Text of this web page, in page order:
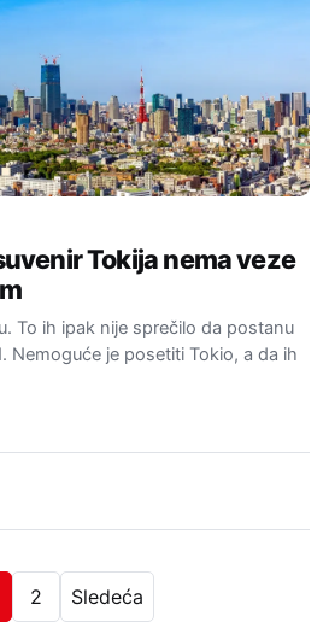
Tokija nema veze
To ih ipak nije sprečilo da postanu
Nemoguće je posetiti Tokio, a da ih
2 Sledeća